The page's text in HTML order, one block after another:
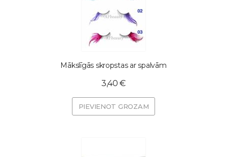
Mākslīgās skropstas ar spalvām
3,40 €
PIEVIENOT GROZAM